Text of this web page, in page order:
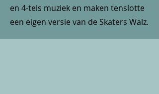
en 4-tels muziek en maken tenslotte
een eigen versie van de Skaters Walz.